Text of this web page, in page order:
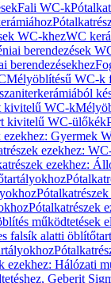
Fali WC-k
WC-khezWC
berendezések
berendezésekhez
Mélyöblítésű WC-k
kivitelű WC-k
kivitelű WC-ülőkék
ezekhez: Gyermek
ezekhez:
ezekhez:
Pótalkatrészek
működtetések
falsík alatti
ezekhez: Hálózati
Geberit